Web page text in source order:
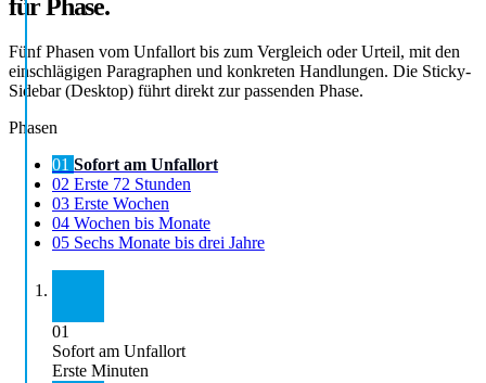
für Phase.
Fünf Phasen vom Unfallort bis zum Vergleich oder Urteil, mit den
einschlägigen Paragraphen und konkreten Handlungen. Die Sticky-
Sidebar (Desktop) führt direkt zur passenden Phase.
Phasen
01 Sofort am Unfallort
02 Erste 72 Stunden
03 Erste Wochen
04 Wochen bis Monate
05 Sechs Monate bis drei Jahre
01
Sofort am Unfallort
Erste Minuten